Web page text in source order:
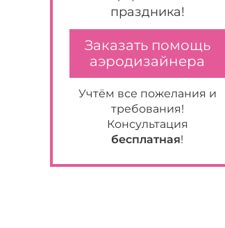
праздника!
Заказать помощь
аэродизайнера
Учтём все пожелания и
требования!
Консультация
бесплатная!